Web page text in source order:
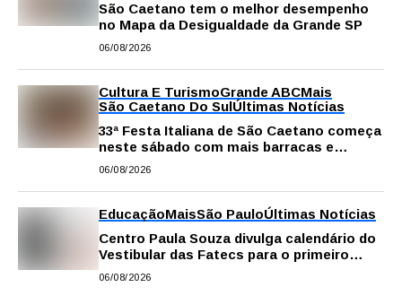
São Caetano tem o melhor desempenho
no Mapa da Desigualdade da Grande SP
06/08/2026
Cultura E TurismoGrande ABCMais
São Caetano Do SulÚltimas Notícias
33ª Festa Italiana de São Caetano começa
neste sábado com mais barracas e
novidades em decoração e atrações
06/08/2026
EducaçãoMaisSão PauloÚltimas Notícias
Centro Paula Souza divulga calendário do
Vestibular das Fatecs para o primeiro
semestre de 2027
06/08/2026